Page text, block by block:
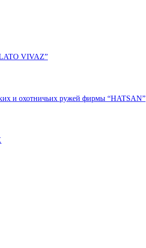
VIVAZ”
и охотничьих ружей фирмы “HATSAN”